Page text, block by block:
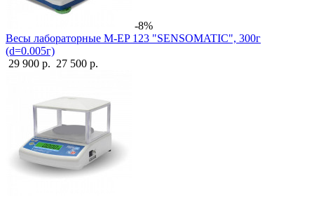
-8%
Весы лабораторные M-EP 123 "SENSOMATIC", 300г
(d=0.005г)
29 900 р. 27 500 р.